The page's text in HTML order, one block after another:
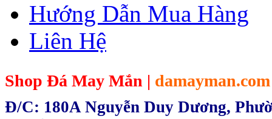
Hướng Dẫn Mua Hàng
Liên Hệ
Shop Đá May Mắn | damayman.com
Đ/C: 180A Nguyễn Duy Dương,